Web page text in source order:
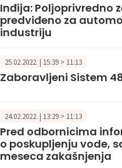
Inđija: Poljoprivredno
predviđeno za
industriju
25.02.2022. | 15:39 > 11:13
Zaboravljeni Sistem
24.02.2022. | 13:29 > 11:13
Pred odbornicima
o poskupljenju vode,
meseca zakašnjenja